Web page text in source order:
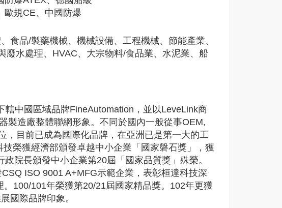
歐規CE、中國防爆
品/製藥機械、機械設備、工程機械、節能產業、
水處理、HVAC、大宗物料/食品業、水泥業、船
中國區域品牌FineAutomation，並以LeveLink商
製造廠整體聯網形象。不同於國內一般從事OEM,
，目前已成為國際化品牌，在亞洲已是第一大的工
榮獲經濟部頒發卓越中小企業「國家磐石獎」，獲
院長頒發中小企業第20屆「國家品質獎」殊榮。
ISO 9001 A+MFG示範企業，表彰桓達科技深
100/101年榮獲第20/21屆國家精品獎。102年更獲
國際品牌印象。